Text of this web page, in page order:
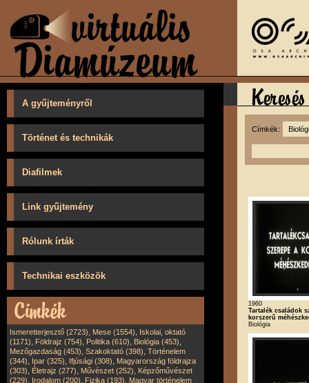
A gyűjteményről
Történet és technikák
Diafilmek
Link gyűjtemény
Rólunk írták
Technikai eszközök
Ismeretterjesztő (2723), Mese (1554), Iskolai, oktató
(1171), Földrajz (754), Politika (610), Biológia (453),
Mezőgazdaság (453), Szakoktató (398), Történelem
(344), Ipar (325), Ifjúsági (308), Magyarország földrajza
(303), Életrajz (277), Művészet (252), Képzőművészet
(229), Irodalom (200), Fizika (193), Magyar történelem
Címkék:
1960
Tartalék családok
korszerű
Biológia